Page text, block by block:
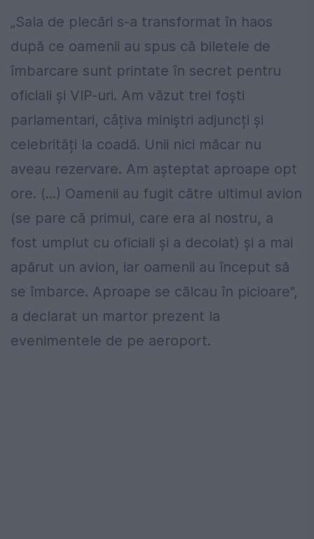
„Sala de plecări s-a transformat în haos
după ce oamenii au spus că biletele de
îmbarcare sunt printate în secret pentru
oficiali și VIP-uri. Am văzut trei foști
parlamentari, câțiva miniștri adjuncți și
celebrități la coadă. Unii nici măcar nu
aveau rezervare. Am așteptat aproape opt
ore. (...) Oamenii au fugit către ultimul avion
(se pare că primul, care era al nostru, a
fost umplut cu oficiali și a decolat) și a mai
apărut un avion, iar oamenii au început să
se îmbarce. Aproape se călcau în picioare",
a declarat un martor prezent la
evenimentele de pe aeroport.